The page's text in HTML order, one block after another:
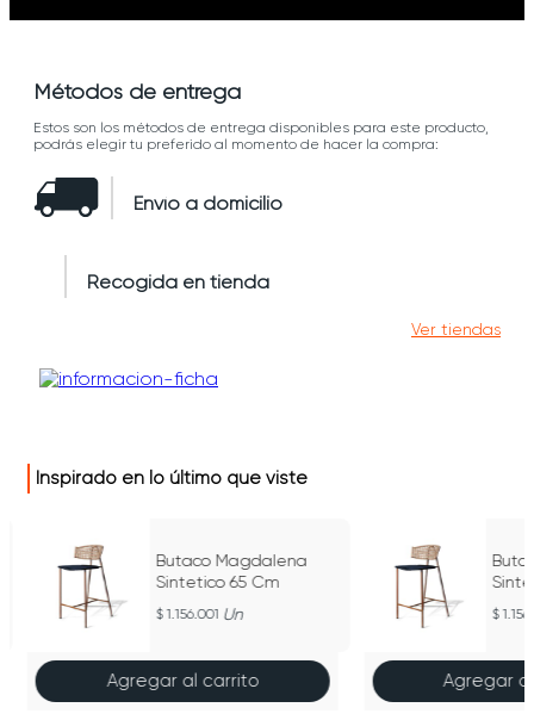
Métodos de entrega
Estos son los métodos de entrega disponibles para este producto,
podrás elegir tu preferido al momento de hacer la compra:
Envío a domicilio
Recogida en tienda
Ver tiendas
Inspirado en lo último que viste
Butaco Magdalena
Sintetico 65 Cm
1.156.001 Un
Agregar al carrito Agregar